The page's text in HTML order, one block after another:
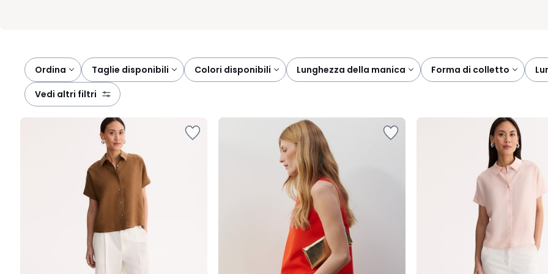
Ordina
taglie disponibili colori disponibili lunghezza della manica forma di colletto
vedi altri filtri